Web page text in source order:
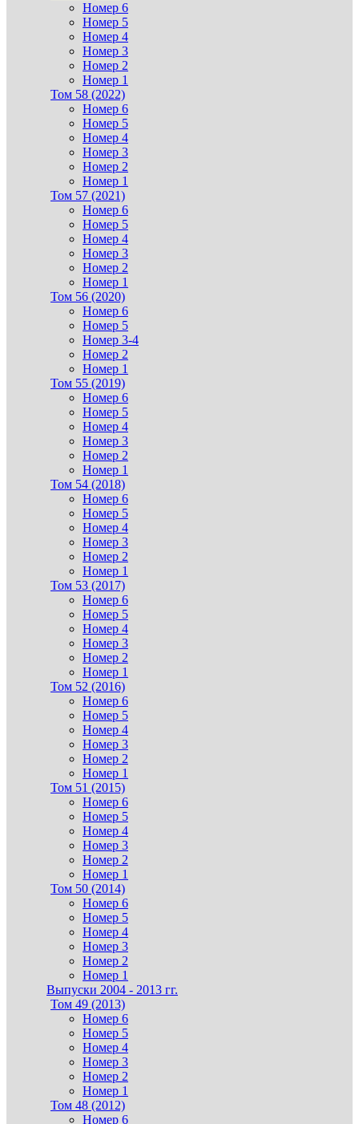
Номер 6
Номер 5
Номер 4
Номер 3
Номер 2
Номер 1
Том 58 (2022)
Номер 6
Номер 5
Номер 4
Номер 3
Номер 2
Номер 1
Том 57 (2021)
Номер 6
Номер 5
Номер 4
Номер 3
Номер 2
Номер 1
Том 56 (2020)
Номер 6
Номер 5
Номер 3-4
Номер 2
Номер 1
Том 55 (2019)
Номер 6
Номер 5
Номер 4
Номер 3
Номер 2
Номер 1
Том 54 (2018)
Номер 6
Номер 5
Номер 4
Номер 3
Номер 2
Номер 1
Том 53 (2017)
Номер 6
Номер 5
Номер 4
Номер 3
Номер 2
Номер 1
Том 52 (2016)
Номер 6
Номер 5
Номер 4
Номер 3
Номер 2
Номер 1
Том 51 (2015)
Номер 6
Номер 5
Номер 4
Номер 3
Номер 2
Номер 1
Том 50 (2014)
Номер 6
Номер 5
Номер 4
Номер 3
Номер 2
Номер 1
Выпуски 2004 - 2013 гг.
Том 49 (2013)
Номер 6
Номер 5
Номер 4
Номер 3
Номер 2
Номер 1
Том 48 (2012)
Номер 6